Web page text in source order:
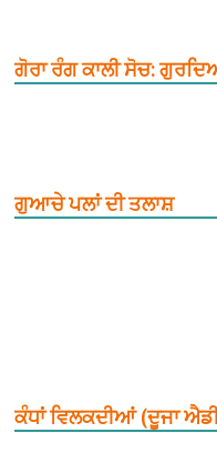
ਗੋਰਾ ਰੰਗ ਕਾਲੀ ਸੋਚ:
ਗੁਆਚੇ ਪਲਾਂ ਦੀ ਤਲਾਸ਼
ਕੰਧਾਂ ਵਿਲਕਦੀਆਂ (ਦੂਜਾ